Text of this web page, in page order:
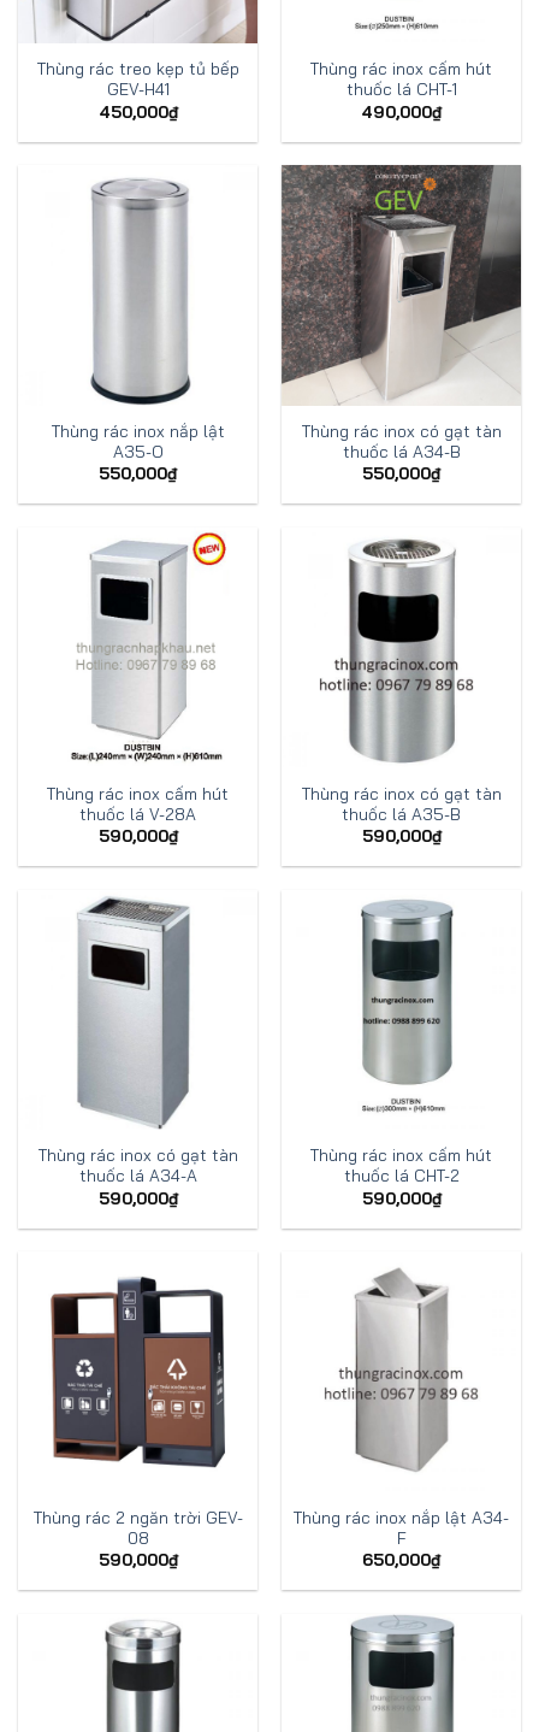
Thùng rác treo kẹp tủ bếp
GEV-H41
450,000₫
Thùng rác inox cấm hút
thuốc lá CHT-1
490,000₫
Thùng rác inox nắp lật
A35-O
550,000₫
Thùng rác inox có gạt tàn
thuốc lá A34-B
550,000₫
Thùng rác inox cấm hút
thuốc lá V-28A
590,000₫
Thùng rác inox có gạt tàn
thuốc lá A35-B
590,000₫
Thùng rác inox có gạt tàn
thuốc lá A34-A
590,000₫
Thùng rác inox cấm hút
thuốc lá CHT-2
590,000₫
Thùng rác 2 ngăn trời GEV-
08
590,000₫
Thùng rác inox nắp lật A34-
F
650,000₫